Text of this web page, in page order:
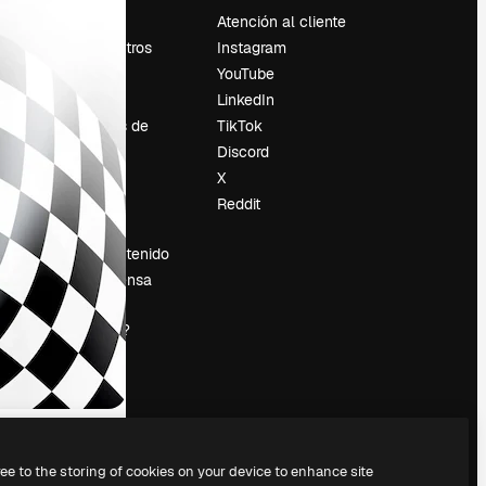
Sobre nosotros
Empleo
Tendencias de
búsqueda
Blog
Eventos
Slidesgo
Vender contenido
Sala de prensa
¿Buscas
magnific.ai?
Atención al cliente
Instagram
YouTube
LinkedIn
TikTok
Discord
X
Reddit
to the storing of cookies on your device to enhance site